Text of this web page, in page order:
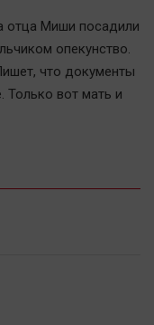
отца Миши посадили
опекунство.
что документы
Только вот мать и